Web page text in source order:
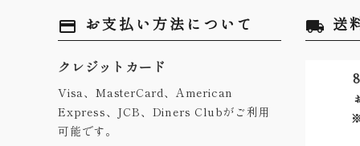
payment お支払い方法について
クレジットカード
Visa、MasterCard、American
Express、JCB、Diners Clubがご利用
可能です。
local_shipping 送